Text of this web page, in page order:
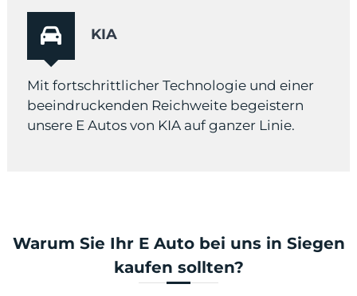
KIA
Mit fortschrittlicher Technologie und einer
beeindruckenden Reichweite begeistern
unsere E Autos von KIA auf ganzer Linie.
Warum Sie Ihr E Auto bei uns in Siegen
kaufen sollten?